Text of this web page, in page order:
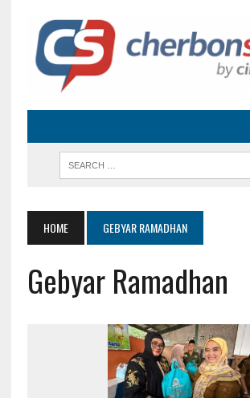
HOME GEBYAR RAMADHAN
Gebyar Ramadhan